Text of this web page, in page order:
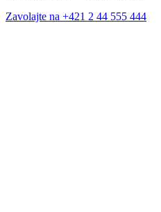
Zavolajte na +421 2 44 555 444